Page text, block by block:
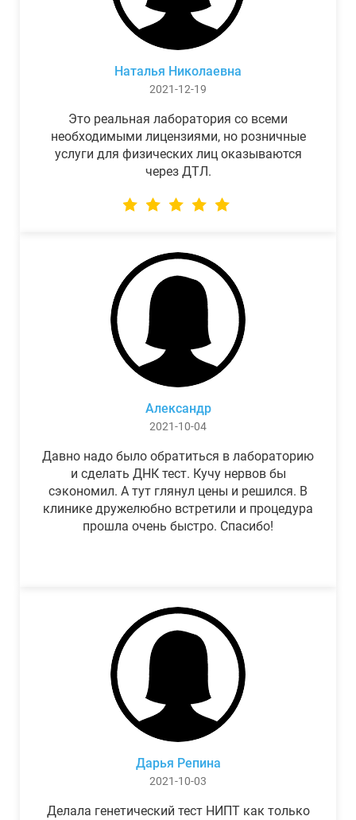
Наталья Николаевна
2021-12-19
Это реальная лаборатория со всеми
необходимыми лицензиями, но розничные
услуги для физических лиц оказываются
через ДТЛ.
Александр
2021-10-04
Давно надо было обратиться в лабораторию
и сделать ДНК тест. Кучу нервов бы
сэкономил. А тут глянул цены и решился. В
клинике дружелюбно встретили и процедура
прошла очень быстро. Спасибо!
Дарья Репина
2021-10-03
Делала генетический тест НИПТ как только